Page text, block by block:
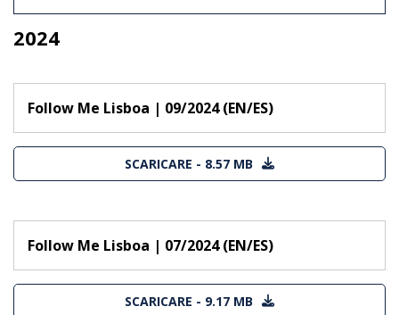
2024
Follow Me Lisboa | 09/2024 (EN/ES)
SCARICARE - 8.57 MB
Follow Me Lisboa | 07/2024 (EN/ES)
SCARICARE - 9.17 MB